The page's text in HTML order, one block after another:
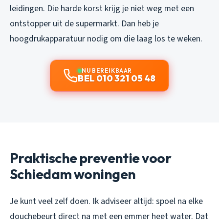
leidingen. Die harde korst krijg je niet weg met een
ontstopper uit de supermarkt. Dan heb je
hoogdrukapparatuur nodig om die laag los te weken.
NU BEREIKBAAR
BEL 010 321 05 48
Praktische preventie voor
Schiedam woningen
Je kunt veel zelf doen. Ik adviseer altijd: spoel na elke
douchebeurt direct na met een emmer heet water. Dat